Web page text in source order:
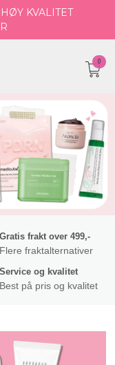
HØY KVALITET
0
Gratis frakt over 499,-
Flere fraktalternativer
Service og kvalitet
Best på pris og kvalitet